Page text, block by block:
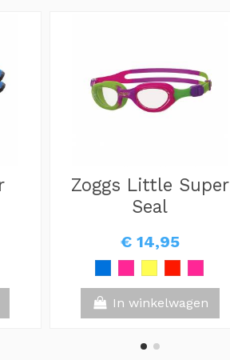
Zoggs Little Super
Seal
€ 14,95
In winkelwagen